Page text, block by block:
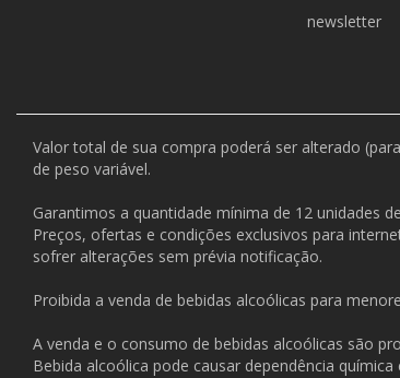
newsletter
Valor total de sua compra poderá ser alterado
de peso variável.
Garantimos a quantidade mínima de 12 unidades
Preços, ofertas e condições exclusivos para
sofrer alterações sem prévia notificação.
Proibida a venda de bebidas alcoólicas para
A venda e o consumo de bebidas alcoólicas são
Bebida alcoólica pode causar dependência